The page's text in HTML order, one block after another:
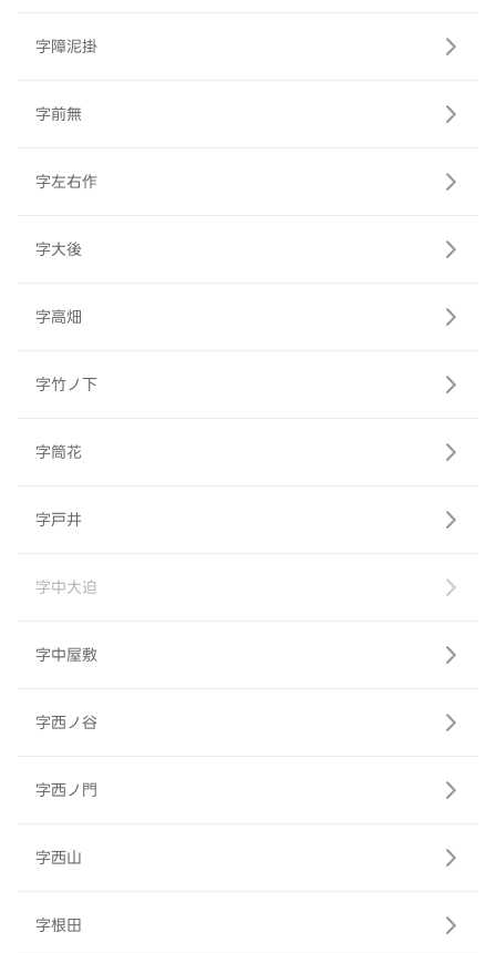
字障泥掛
字前無
字左右作
字大後
字高畑
字竹ノ下
字筒花
字戸井
字中大迫
字中屋敷
字西ノ谷
字西ノ門
字西山
字根田